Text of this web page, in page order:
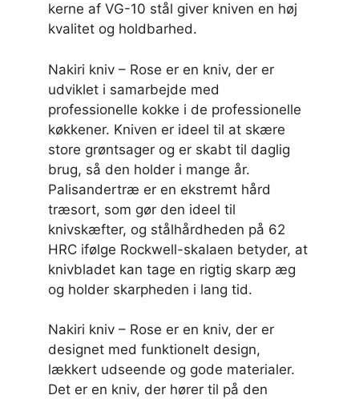
kerne af VG-10 stål giver kniven en høj
kvalitet og holdbarhed.
Nakiri kniv – Rose er en kniv, der er
udviklet i samarbejde med
professionelle kokke i de professionelle
køkkener. Kniven er ideel til at skære
store grøntsager og er skabt til daglig
brug, så den holder i mange år.
Palisandertræ er en ekstremt hård
træsort, som gør den ideel til
knivskæfter, og stålhårdheden på 62
HRC ifølge Rockwell-skalaen betyder, at
knivbladet kan tage en rigtig skarp æg
og holder skarpheden i lang tid.
Nakiri kniv – Rose er en kniv, der er
designet med funktionelt design,
lækkert udseende og gode materialer.
Det er en kniv, der hører til på den